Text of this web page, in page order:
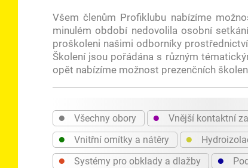
Všem členům Profiklubu nabízíme
minulém období nedovolila osobní
proškoleni našimi odborníky
Školení jsou pořádána s různým
opět nabízíme možnost prezenčních
● Všechny obory ● Vnější kontaktní
● Vnitřní omítky a nátěry ●
● Systémy pro obklady a dlažby ●